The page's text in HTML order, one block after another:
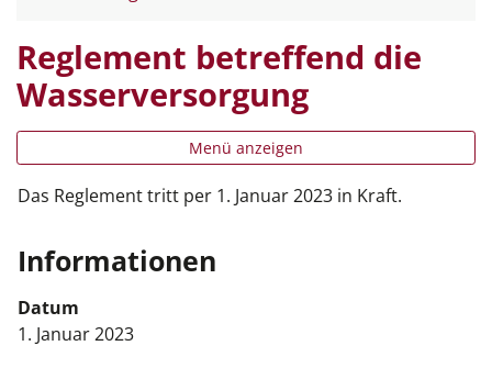
Reglement betreffend die
Wasserversorgung
Menü anzeigen
Das Reglement tritt per 1. Januar 2023 in Kraft.
Informationen
Datum
1. Januar 2023